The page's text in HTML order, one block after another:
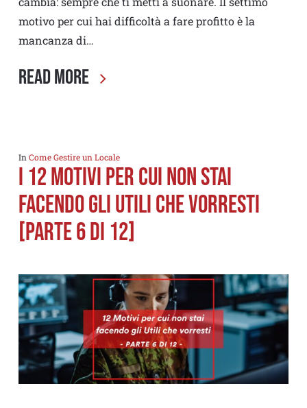
motivo per cui hai difficoltà a fare profitto è la
mancanza di…
Read More
In Come Gestire un Locale
I 12 MOTIVI PER CUI NON STAI
FACENDO GLI UTILI CHE VORRESTI
[PARTE 6 di 12]